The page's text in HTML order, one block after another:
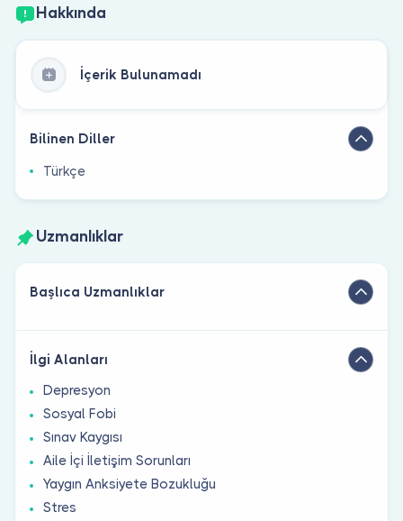
Hakkında
İçerik Bulunamadı
Bilinen Diller
Türkçe
Uzmanlıklar
Başlıca Uzmanlıklar
İlgi Alanları
Depresyon
Sosyal Fobi
Sınav Kaygısı
Aile İçi İletişim Sorunları
Yaygın Anksiyete Bozukluğu
Stres